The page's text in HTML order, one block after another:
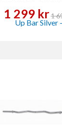
1 299 kr1